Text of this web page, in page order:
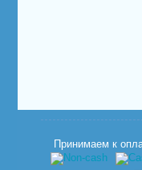
Принимаем к